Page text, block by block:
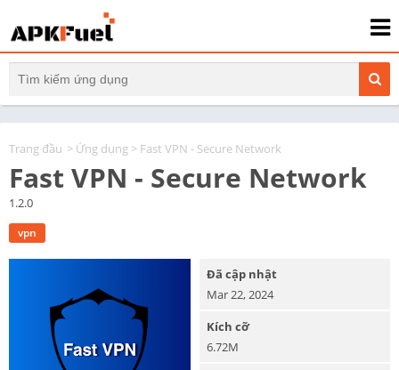
Trang đầu > Ứng dụng > Fast VPN - Secure Network
Fast VPN - Secure Network
1.2.0
vpn
Đã cập nhật
Mar 22, 2024
Kích cỡ
6.72M